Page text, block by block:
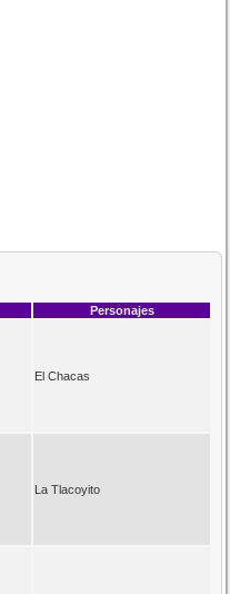
Personajes
El Chacas
La Tlacoyito